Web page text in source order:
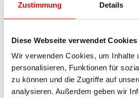
Zustimmung Details
Diese Webseite verwendet Cookies
Wir verwenden Cookies, um Inhalte
personalisieren, Funktionen für
zu können und die Zugriffe auf
analysieren. Außerdem geben wir
3 350